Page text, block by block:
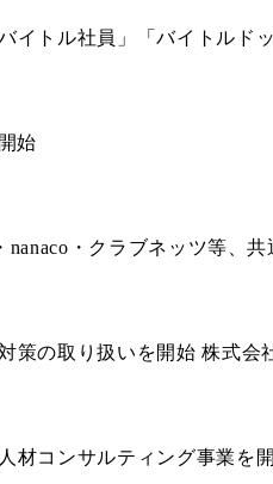
イトル社員」「バイトルド
始
nanaco・クラブネッツ等、
策の取り扱いを開始 株式
材コンサルティング事業を